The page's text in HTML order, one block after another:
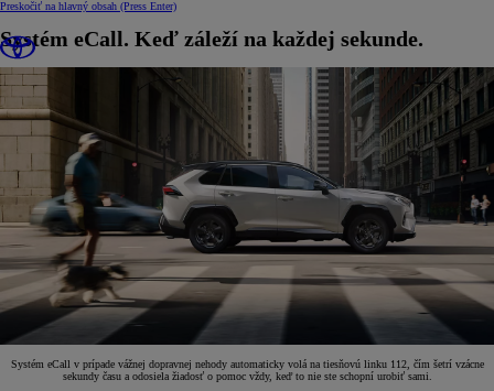
Preskočiť na hlavný obsah (Press Enter)
Systém eCall. Keď záleží na každej sekunde.
Systém eCall v prípade vážnej dopravnej nehody automaticky volá na tiesňovú linku 112, čím šetrí vzácne
sekundy času a odosiela žiadosť o pomoc vždy, keď to nie ste schopní urobiť sami.